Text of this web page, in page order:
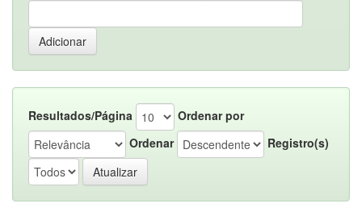
Resultados/Página
Ordenar por
Ordenar
Registro(s)